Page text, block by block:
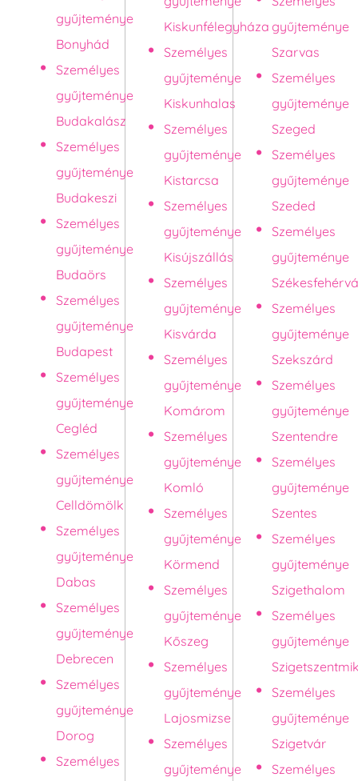
gyűjteménye
Bonyhád
Személyes
gyűjteménye
Budakalász
Személyes
gyűjteménye
Budakeszi
Személyes
gyűjteménye
Budaörs
Személyes
gyűjteménye
Budapest
Személyes
gyűjteménye
Cegléd
Személyes
gyűjteménye
Celldömölk
Személyes
gyűjteménye
Dabas
Személyes
gyűjteménye
Debrecen
Személyes
gyűjteménye
Dorog
Személyes
Kiskunfélegyháza
Személyes
gyűjteménye
Kiskunhalas
Személyes
gyűjteménye
Kistarcsa
Személyes
gyűjteménye
Kisújszállás
Személyes
gyűjteménye
Kisvárda
Személyes
gyűjteménye
Komárom
Személyes
gyűjteménye
Komló
Személyes
gyűjteménye
Körmend
Személyes
gyűjteménye
Kőszeg
Személyes
gyűjteménye
Lajosmizse
Személyes
gyűjteménye
gyűjteménye
Szarvas
Személyes
gyűjteménye
Szeged
Személyes
gyűjteménye
Szeded
Személyes
gyűjteménye
Személyes
gyűjteménye
Szekszárd
Személyes
gyűjteménye
Szentendre
Személyes
gyűjteménye
Szentes
Személyes
gyűjteménye
Szigethalom
Személyes
gyűjteménye
Személyes
gyűjteménye
Szigetvár
Személyes